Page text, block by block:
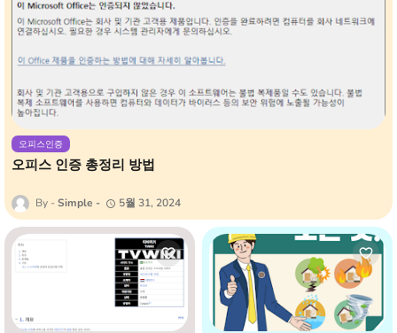
오피스인증
오피스 인증 총정리 방법
Simple 5월 31, 2024